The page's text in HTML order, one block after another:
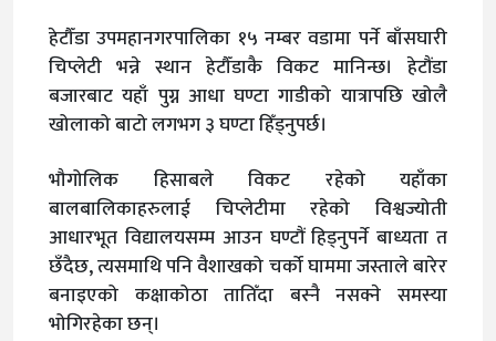
हेटौँडा उपमहानगरपालिका १५ नम्बर वडामा पर्ने बाँसघारी
चिप्लेटी भन्ने स्थान हेटौँडाकै विकट मानिन्छ। हेटौंडा
बजारबाट यहाँ पुग्न आधा घण्टा गाडीको यात्रापछि खोलै
खोलाको बाटो लगभग ३ घण्टा हिँड्नुपर्छ।
भौगोलिक हिसाबले विकट रहेको यहाँका
बालबालिकाहरुलाई चिप्लेटीमा रहेको विश्वज्योती
आधारभूत विद्यालयसम्म आउन घण्टौं हिड्नुपर्ने बाध्यता त
छँदैछ, त्यसमाथि पनि वैशाखको चर्को घाममा जस्ताले बारेर
बनाइएको कक्षाकोठा तातिँदा बस्नै नसक्ने समस्या
भोगिरहेका छन्।